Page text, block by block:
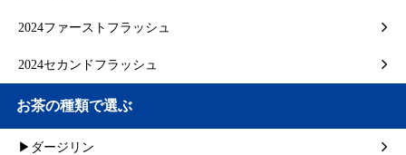
2024ファーストフラッシュ
2024セカンドフラッシュ
お茶の種類で選ぶ
▶ダージリン